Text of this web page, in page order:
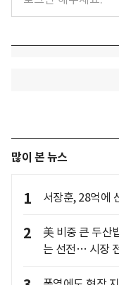
많이 본 뉴스
1 서장훈, 28억에
2
美 비중 큰 두산
는 선전… 시장